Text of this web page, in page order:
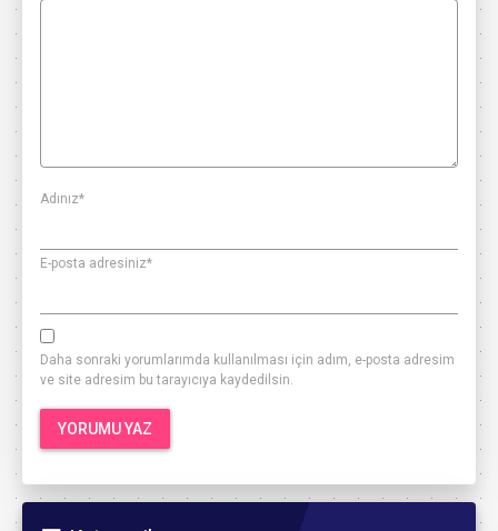
Adınız*
E-posta adresiniz*
Daha sonraki yorumlarımda kullanılması için adım, e-posta adresim
ve site adresim bu tarayıcıya kaydedilsin.